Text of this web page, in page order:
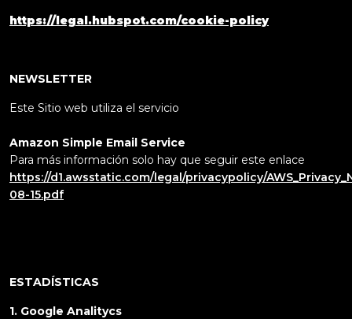
https://legal.hubspot.com/cookie-policy
NEWSLETTER
Este Sitio web utiliza el servicio
Amazon Simple Email Service
Para más información solo hay que seguir este enlace
https://d1.awsstatic.com/legal/privacypolicy/
08-15.pdf
ESTADÍSTICAS
1. Google Analitycs